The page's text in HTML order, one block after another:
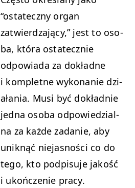
“ostate­czny organ
zatwierdza­ją­cy,” jest to oso­
ba, która ostate­cznie
odpowia­da za dokładne
i kom­pletne wyko­nanie dzi­
ała­nia. Musi być dokład­nie
jed­na oso­ba odpowiedzial­
na za każde zadanie, aby
uniknąć nie­jas­noś­ci co do
tego, kto pod­pisu­je jakość
i ukończe­nie pracy.